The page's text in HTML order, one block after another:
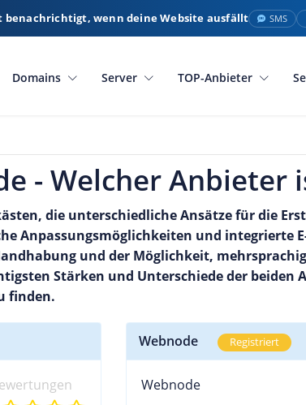
benachrichtigt, wenn deine Website ausfällt SMS
Domains Server TOP-Anbieter
- Welcher Anbieter
die unterschiedliche Ansätze für die
Anpassungsmöglichkeiten und integrierte
und der Möglichkeit,
Stärken und Unterschiede der beiden
finden.
Webnode Registriert
Webnode